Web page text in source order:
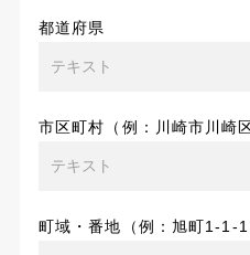
都道府県
市区町村（例：川崎市川崎区
町域・番地（例：旭町1-1-1